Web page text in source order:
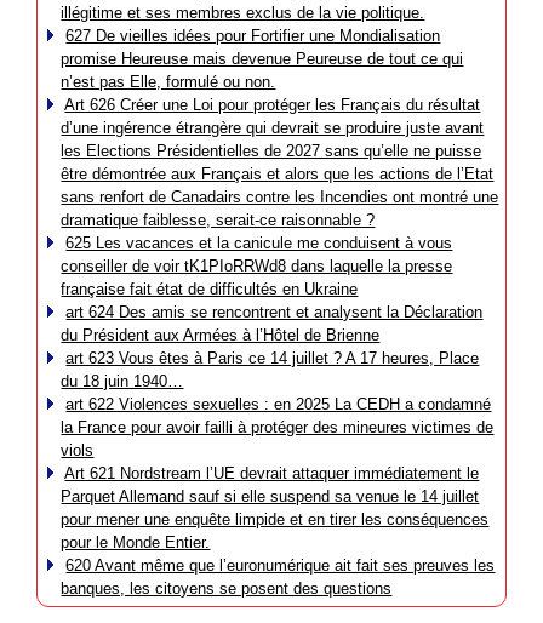
illégitime et ses membres exclus de la vie politique.
627 De vieilles idées pour Fortifier une Mondialisation
promise Heureuse mais devenue Peureuse de tout ce qui
n’est pas Elle, formulé ou non.
Art 626 Créer une Loi pour protéger les Français du résultat
d’une ingérence étrangère qui devrait se produire juste avant
les Elections Présidentielles de 2027 sans qu’elle ne puisse
être démontrée aux Français et alors que les actions de l’Etat
sans renfort de Canadairs contre les Incendies ont montré une
dramatique faiblesse, serait-ce raisonnable ?
625 Les vacances et la canicule me conduisent à vous
conseiller de voir tK1PIoRRWd8 dans laquelle la presse
française fait état de difficultés en Ukraine
art 624 Des amis se rencontrent et analysent la Déclaration
du Président aux Armées à l’Hôtel de Brienne
art 623 Vous êtes à Paris ce 14 juillet ? A 17 heures, Place
du 18 juin 1940…
art 622 Violences sexuelles : en 2025 La CEDH a condamné
la France pour avoir failli à protéger des mineures victimes de
viols
Art 621 Nordstream l’UE devrait attaquer immédiatement le
Parquet Allemand sauf si elle suspend sa venue le 14 juillet
pour mener une enquête limpide et en tirer les conséquences
pour le Monde Entier.
620 Avant même que l’euronumérique ait fait ses preuves les
banques, les citoyens se posent des questions